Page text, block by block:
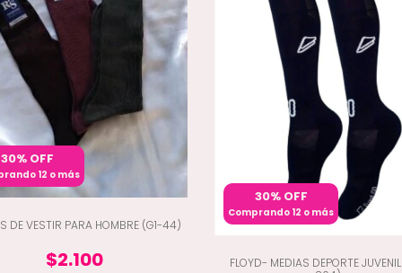
30% OFF
12 o más
DE VESTIR PARA HOMBRE (G1-44)
$2.100
30% OFF
Comprando 12 o más
FLOYD- MEDIAS DEPORTE